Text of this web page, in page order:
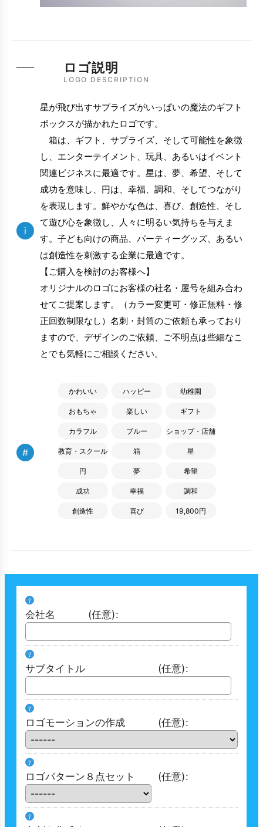
LOGO DESCRIPTION
ロゴ説明
i
星が飛び出すサプライズがいっぱいの魔法のギフト
ボックスが描かれたロゴです。
箱は、ギフト、サプライズ、そして可能性を象徴
し、エンターテイメント、玩具、あるいはイベント
関連ビジネスに最適です。星は、夢、希望、そして
成功を意味し、円は、幸福、調和、そしてつながり
を表現します。鮮やかな色は、喜び、創造性、そし
て遊び心を象徴し、人々に明るい気持ちを与えま
す。子ども向けの商品、パーティーグッズ、あるい
は創造性を刺激する企業に最適です。
【ご購入を検討のお客様へ】
オリジナルのロゴにお客様の社名・屋号を組み合わ
せてご提案します。（カラー変更可・修正無料・修
正回数制限なし）名刺・封筒のご依頼も承っており
ますので、デザインのご依頼、ご不明点は些細なこ
とでも気軽にご相談ください。
#
かわいい ハッピー 幼稚園
おもちゃ 楽しい ギフト
カラフル ブルー ショップ・店舗
教育・スクール 箱 星
円 夢 希望
成功 幸福 調和
創造性 喜び 19,800円
?
会社名 (任意):
?
サブタイトル (任意):
?
ロゴモーションの作成 (任意):
?
ロゴパターン８点セット (任意):
?